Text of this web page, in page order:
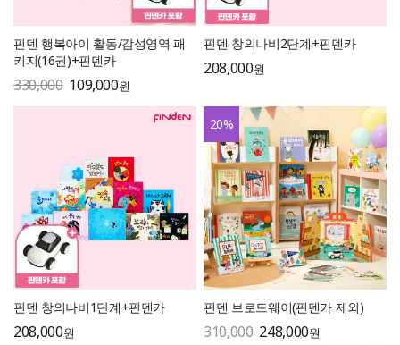
핀덴 행복아이 활동/감성영역 패
키지(16권)+핀덴카
330,000 109,000원
핀덴 창의나비2단계+핀덴카
208,000원
핀덴 창의나비1단계+핀덴카
208,000원
20%
핀덴 브로드웨이(핀덴카 제외)
310,000 248,000원